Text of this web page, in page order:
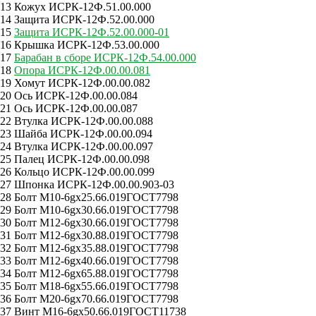
13 Кожух ИСРК-12Ф.51.00.000
14 Защита ИСРК-12Ф.52.00.000
15 Защита ИСРК-12Ф.52.00.000-01
16 Крышка ИСРК-12Ф.53.00.000
17 Барабан в сборе ИСРК-12Ф.54.00.000
18 Опора ИСРК-12Ф.00.00.081
19 Хомут ИСРК-12Ф.00.00.082
20 Ось ИСРК-12Ф.00.00.084
21 Ось ИСРК-12Ф.00.00.087
22 Втулка ИСРК-12Ф.00.00.088
23 Шайба ИСРК-12Ф.00.00.094
24 Втулка ИСРК-12Ф.00.00.097
25 Палец ИСРК-12Ф.00.00.098
26 Кольцо ИСРК-12Ф.00.00.099
27 Шпонка ИСРК-12Ф.00.00.903-03
28 Болт M10-6gx25.66.019ГОСТ7798
29 Болт M10-6gx30.66.019ГОСТ7798
30 Болт M12-6gx30.66.019ГОСТ7798
31 Болт M12-6gx30.88.019ГОСТ7798
32 Болт M12-6gx35.88.019ГОСТ7798
33 Болт M12-6gx40.66.019ГОСТ7798
34 Болт M12-6gx65.88.019ГОСТ7798
35 Болт M18-6gx55.66.019ГОСТ7798
36 Болт M20-6gx70.66.019ГОСТ7798
37 Винт M16-6gx50.66.019ГОСТ11738